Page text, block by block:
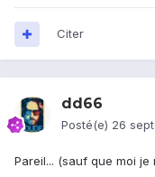
Citer
dd66
Posté(e) 26
Pareil... (sauf que moi je